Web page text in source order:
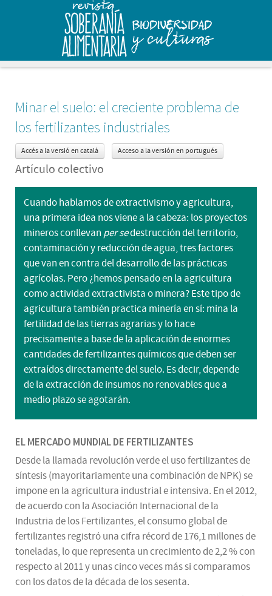
Minar el suelo: el creciente problema de
los fertilizantes industriales
Accés a la versió en català Acceso a la versión en portugués
Artículo colectivo
Cuando hablamos de extractivismo y agricultura,
una primera idea nos viene a la cabeza: los proyectos
mineros conllevan per sedestrucción del territorio,
contaminación y reducción de agua, tres factores
que van en contra del desarrollo de las prácticas
agrícolas. Pero ¿hemos pensado en la agricultura
como actividad extractivista o minera? Este tipo de
agricultura también practica minería en sí: mina la
fertilidad de las tierras agrarias y lo hace
precisamente a base de la aplicación de enormes
cantidades de fertilizantes químicos que deben ser
extraídos directamente del suelo. Es decir, depende
de la extracción de insumos no renovables que a
medio plazo se agotarán.
EL MERCADO MUNDIAL DE FERTILIZANTES
Desde la llamada revolución verde el uso fertilizantes de
síntesis (mayoritariamente una combinación de NPK) se
impone en la agricultura industrial e intensiva. En el 2012,
de acuerdo con la Asociación Internacional de la
Industria de los Fertilizantes, el consumo global de
fertilizantes registró una cifra récord de 176,1 millones de
toneladas, lo que representa un crecimiento de 2,2 % con
respecto al 2011 y unas cinco veces más si comparamos
con los datos de la década de los sesenta.